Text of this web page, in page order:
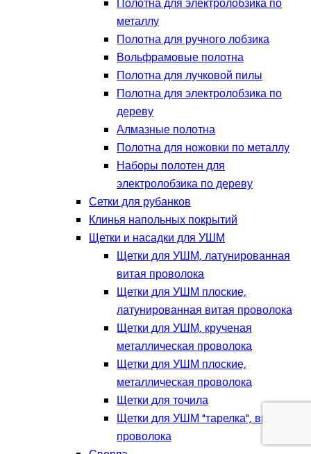
Полотна для электролобзика по
металлу
Полотна для ручного лобзика
Вольфрамовые полотна
Полотна для лучковой пилы
Полотна для электролобзика по
дереву
Алмазные полотна
Полотна для ножовки по металлу
Наборы полотен для
электролобзика по дереву
Сетки для рубанков
Клинья напольных покрытий
Щетки и насадки для УШМ
Щетки для УШМ, латунированная
витая проволока
Щетки для УШМ плоские,
латунированная витая проволока
Щетки для УШМ, крученая
металлическая проволока
Щетки для УШМ плоские,
металлическая проволока
Щетки для точила
Щетки для УШМ "тарелка", витая
проволока